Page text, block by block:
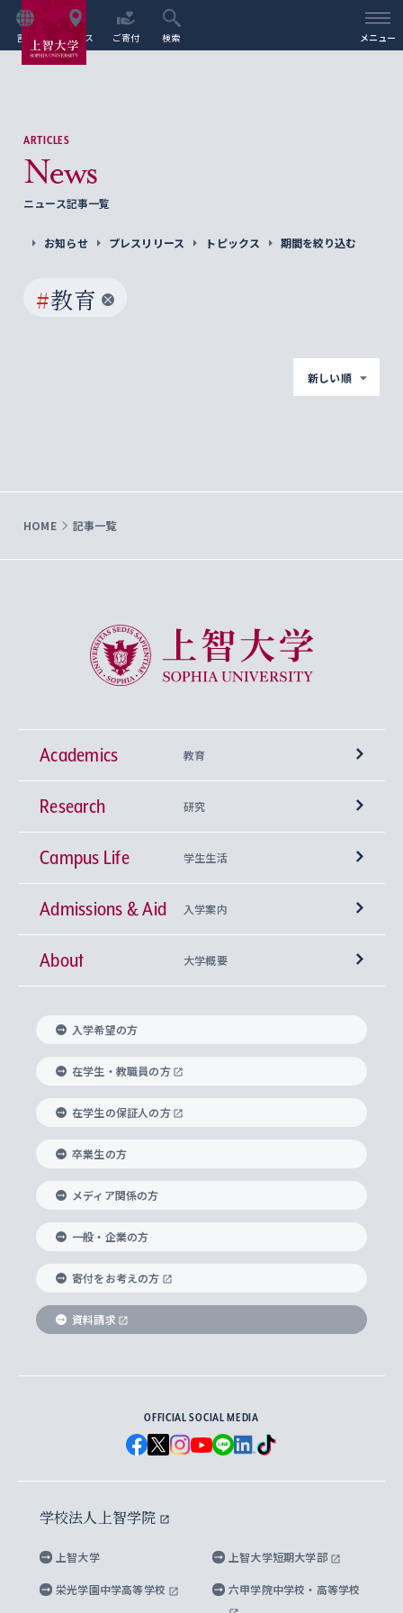
言語 アクセス ご寄付 検索 メニュー
ARTICLES
News
ニュース記事一覧
お知らせ プレスリリース トピックス 期間を絞り込む
#教育
新しい順
HOME 記事一覧
上智大学 Sophia University
Academics 教育
学部
神学部
文学部
総合人間科学部
経済学部
外国語学部
総合グローバル学部
国際教養学部
理工学部
Futures） – 持続可能な未来を考える６学科連携
興味から学科を探す
上智大学の全学共通教育
基盤教育センター
キリスト教人間学
身体知
思考と表現
データサイエンス
上智大学の語学教育
言語教育研究センター
上智大学のグローバル教育
グローバル教育センター
上智大学で学ぶ
海外で学ぶ
学びのサポート
大学院
神学研究科
実践宗教学研究科
総合人間科学研究科
経済学研究科
グローバル・スタディーズ研究科
助産学専攻科
生涯学習
Research 研究
研究所 等
キリスト教文化研究所
中世思想研究所
国際言語情報研究所
グローバル・コンサーン研究所
比較文化研究所
ヨーロッパ研究所
アジア文化研究所
アメリカ・カナダ研究所
メディア・ジャーナリズム研究所
水稀少社会研究センター
先進機械・構造材料イノベーションセンター
Sophia Open Research Weeks (SORW)
産官学連携
知的財産
研究支援制度
重点領域研究・自由課題研究
研究活動に関する法令・研究費の使用について
Campus Life 学生生活
学期区分と授業時間割
課外活動
課外教育プログラム
ボランティア活動
グローバルな学びのコミュニティ
学生の相談窓口
心身の健康相談
ハラスメント防止の取り組み
障がいのある学生への支援
キャリア形成サポート
キャリア形成支援プログラム
就職（内定先）・進路統計
企業の採用ご担当者様へのご案内
住まいのサポート
Admissions & Aid 入学案内
上智大学で取得できる学位
入れの方針）
科目等履修生
研究生・外国人特別研究生・国費留学生
交換留学生(海外大学から上智大学で学ぶ)
ノンディグリー生
Sophia Short-term Program受講生
学費・奨学金
学部入学前に出願する奨学金
国による高等教育の修学支援新制度
大学院生対象の奨学金
海外留学する際の費用と奨学金
About 大学概要
理事長・学長メッセージ
学長・副学長紹介
上智大学の精神
上智大学の理念
上智大学の沿革
ソフィア・アーカイブズ
上智大学とカトリック
グローバルエンゲージメント
上智大学を訪れた世界の知性
国連Weeks・アフリカWeeks
ダイバーシティ＆サステナビリティへの取り組み
上智大学公式ソーシャルメディア
学校法人上智学院について
数字で見る上智大学
上智大学のネットワーク
父母・保証人とのネットワーク
学外とのネットワーク
上智大学の出版物
上智大学大学案内・大学院案内
英文広報誌 SOPHIA magazine
上智大学のビジュアル・アイデンティティ
上智大学ビジュアル・アイデンティティ
上智大学校歌 ・上智大学学生歌
上智大学への取材・キャンパスでの撮影について
上智大学の公開情報
上智大学の教育研究活動等の情報公表
キャンパス案内
入学希望の方
在学生・教職員の方
在学生の保証人の方
卒業生の方
メディア関係の方
一般・企業の方
寄付をお考えの方
資料請求
OFFICIAL SOCIAL MEDIA
学校法人上智学院
上智大学 上智大学短期大学部
栄光学園中学高等学校 六甲学院中学校・高等学校